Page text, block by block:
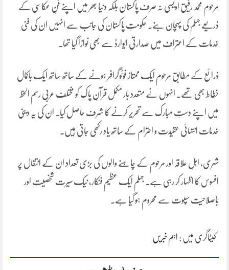
مرحوم محمد رفیق اویسی نہ صرف پاکستان بلکہ دنیا بھر میں اپنے فنِ عکاسی کے
ذریعے جہلم کی پہچان بنے۔ حکومتِ پاکستان کی جانب سے انہیں ان کی فنی
خدمات کے اعتراف میں صدارتی ایوارڈ سے بھی نوازا گیا تھا۔
ذرائع کے مطابق مرحوم ایک ممتاز فوٹوگرافر ہونے کے ساتھ ساتھ ایک باکمال
خطاط بھی تھے۔ انہوں نے متعدد بار مکمل قرآنِ پاک کو مختلف عربی رسم الخط
میں اپنے دستِ مبارک سے تحریر کرنے کا شرف حاصل کیا۔ ان کی یہ دینی
خدمات انتہائی عقیدت و احترام کے ساتھ یاد رکھی جاتی ہیں۔
شہری، اہلِ علاقہ اور مرحوم کے چاہنے والوں کی بڑی تعداد ان کے انتقال پر
افسوس کا اظہار کر رہی ہے۔ جہلم ایک عظیم فنکار، نیک سیرت شخصیت اور
باصلاحیت سپوت سے محروم ہو گیا ہے۔
کیٹاگری میں : اہم خبریں